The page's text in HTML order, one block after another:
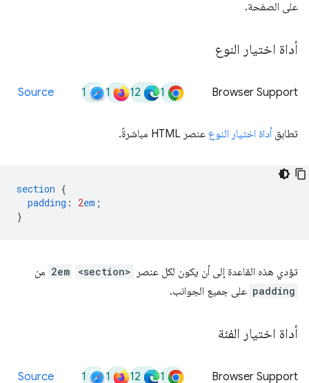
على الصفحة.
أداة اختيار النوع
Browser Support
1
12
1
1
Source
تطابق أداة اختيار النوع عنصر HTML مباشرةً.
section {
padding : 2em ;
}
تؤدي هذه القاعدة إلى أن يكون لكل عنصر <section>
2em من
padding على جميع الجوانب.
أداة اختيار الفئة
Browser Support
1
12
1
1
Source